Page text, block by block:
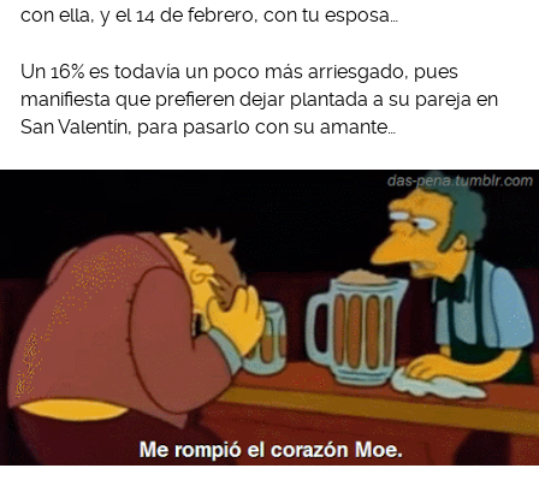
con ella, y el 14 de febrero, con tu esposa…
Un 16% es todavía un poco más arriesgado, pues
manifiesta que prefieren dejar plantada a su pareja en
San Valentín, para pasarlo con su amante…